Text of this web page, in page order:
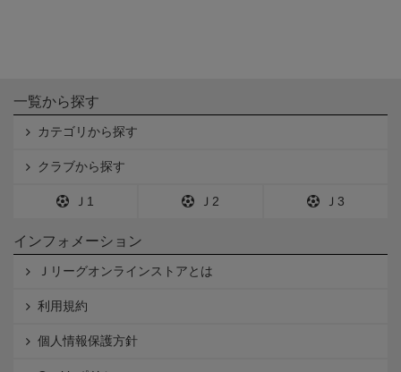
一覧から探す
カテゴリから探す
クラブから探す
Ｊ1 Ｊ2 Ｊ3
インフォメーション
Ｊリーグオンラインストアとは
利用規約
個人情報保護方針